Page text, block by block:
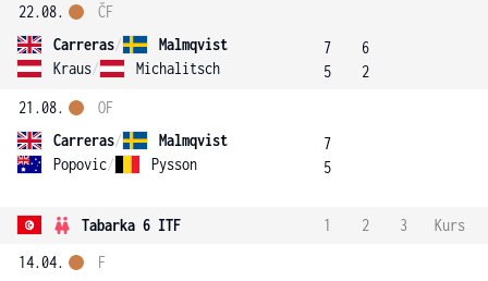
22.08.
Carreras/
Malmqvist
Kraus/ Michalitsch
ČF
7
5
6
2
21.08.
Carreras/
Malmqvist
Popovic/ Pysson
OF
7
5
Tabarka 6 ITF 1 2 3
Kurs
14.04.
F